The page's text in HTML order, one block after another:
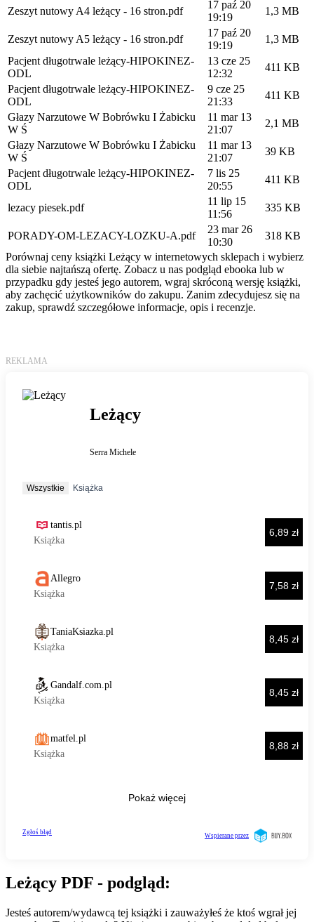
Zeszyt nutowy A4 leżący - 16 stron.pdf
17 paź 20
19:19
1,3 MB
Zeszyt nutowy A5 leżący - 16 stron.pdf
17 paź 20
19:19
1,3 MB
Pacjent długotrwale leżący-HIPOKINEZ-
ODL
13 cze 25
12:32
411 KB
Pacjent długotrwale leżący-HIPOKINEZ-
ODL
9 cze 25
21:33
411 KB
Głazy Narzutowe W Bobrówku I Żabicku
W Ś
11 mar 13
21:07
2,1 MB
Głazy Narzutowe W Bobrówku I Żabicku
W Ś
11 mar 13
21:07
39 KB
Pacjent długotrwale leżący-HIPOKINEZ-
ODL
7 lis 25
20:55
411 KB
lezacy piesek.pdf
11 lip 15
11:56
335 KB
PORADY-OM-LEZACY-LOZKU-A.pdf
23 mar 26
10:30
318 KB
Porównaj ceny książki Leżący w internetowych sklepach i wybierz
dla siebie najtańszą ofertę. Zobacz u nas podgląd ebooka lub w
przypadku gdy jesteś jego autorem, wgraj skróconą wersję książki,
aby zachęcić użytkowników do zakupu. Zanim zdecydujesz się na
zakup, sprawdź szczegółowe informacje, opis i recenzje.
Leżący PDF - podgląd:
Jesteś autorem/wydawcą tej książki i zauważyłeś że ktoś wgrał jej